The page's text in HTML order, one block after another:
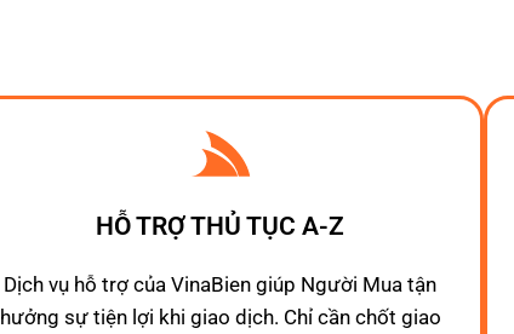
HỖ TRỢ THỦ TỤC A-Z
Dịch vụ hỗ trợ của VinaBien giúp Người Mua tận
hưởng sự tiện lợi khi giao dịch. Chỉ cần chốt giao